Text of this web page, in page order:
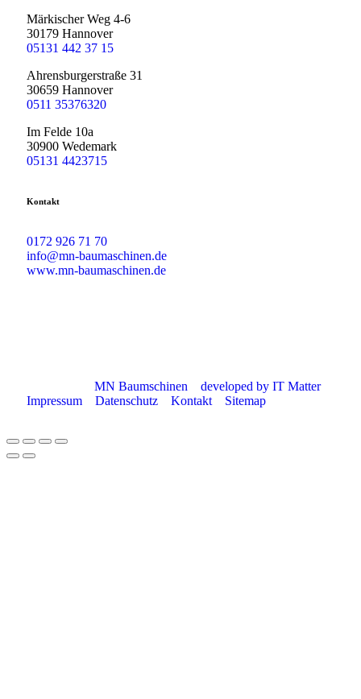
Märkischer Weg 4-6
30179 Hannover
05131 442 37 15
Ahrensburgerstraße 31
30659 Hannover
0511 35376320
Im Felde 10a
30900 Wedemark
05131 4423715
Kontakt
0172 926 71 70
info@mn-baumaschinen.de
www.mn-baumaschinen.de
MN Baumschinen developed by IT Matter–
Impressum
Datenschutz Kontakt– Sitemap